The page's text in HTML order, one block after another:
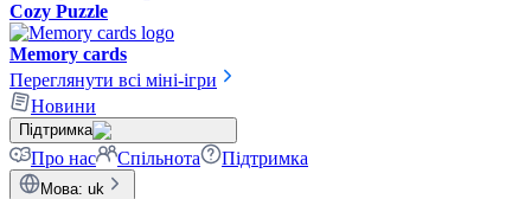
Cozy Puzzle
Memory cards
Переглянути всі міні-ігри
Новини
Підтримка
Про нас Спільнота Підтримка
Мова: uk